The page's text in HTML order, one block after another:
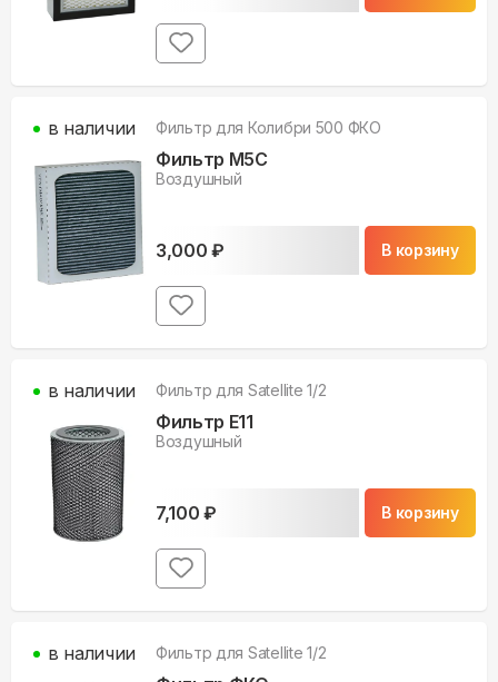
Фильтр для Колибри 500 ФКО
Фильтр M5С
Воздушный
3,000 ₽ В корзину
в наличии
Фильтр для Satellite 1/2
Фильтр E11
Воздушный
7,100 ₽ В корзину
в наличии
Фильтр для Satellite 1/2
в наличии